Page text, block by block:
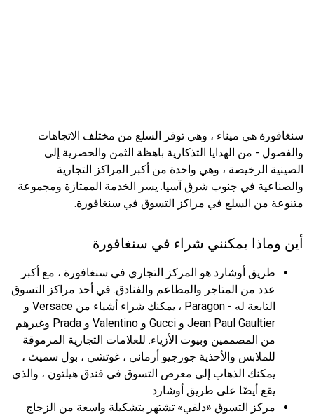
سنغافورة هي ميناء ، وهي توفر السلع من مختلف الاتجاهات
والفصول - من الهدايا التذكارية باهظة الثمن والحصرية إلى
الصينية الرخيصة ، وهي واحدة من أكبر المراكز التجارية
والصناعية في جنوب شرق آسيا. يسر الخدمة الممتازة ومجموعة
متنوعة من السلع في مراكز التسوق في سنغافورة.
أين وماذا يمكنني شراء في سنغافورة
طريق أوشارد هو المركز التجاري في سنغافورة ، مع أكبر
عدد من المتاجر والمطاعم والفنادق. في أحد مراكز التسوق
التابعة له - Paragon ، يمكنك شراء أشياء من Versace و
Jean Paul Gaultier و Gucci و Valentino و Prada وغيرهم
من المصممين وبيوت الأزياء. للعلامات التجارية المرموقة
للملابس والأحذية جورجيو أرماني ، غوتشي ، بول سميث ،
يمكنك الذهاب إلى معرض التسوق في فندق هيلتون ، والذي
يقع أيضًا على طريق أوشارد.
مركز التسوق «دلفي» تشتهر بتشكيلة واسعة من الزجاج